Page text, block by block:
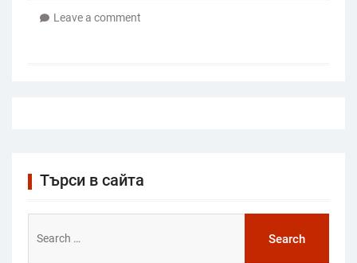
Leave a comment
Търси в сайта
for: